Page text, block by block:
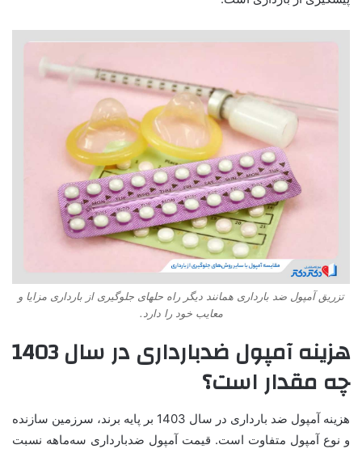
تزریق آمپول ضد بارداری همانند دیگر راه حلهای جلوگیری از بارداری مزایا و
معایب خود را دارد.
هزینه آمپول ضدبارداری در سال 1403
چه مقدار است؟
هزینه آمپول ضد بارداری در سال 1403 بر پایه برند، سرزمین سازنده
و نوع آمپول متفاوت است. قیمت آمپول ضدبارداری سه‌ماهه نسبت